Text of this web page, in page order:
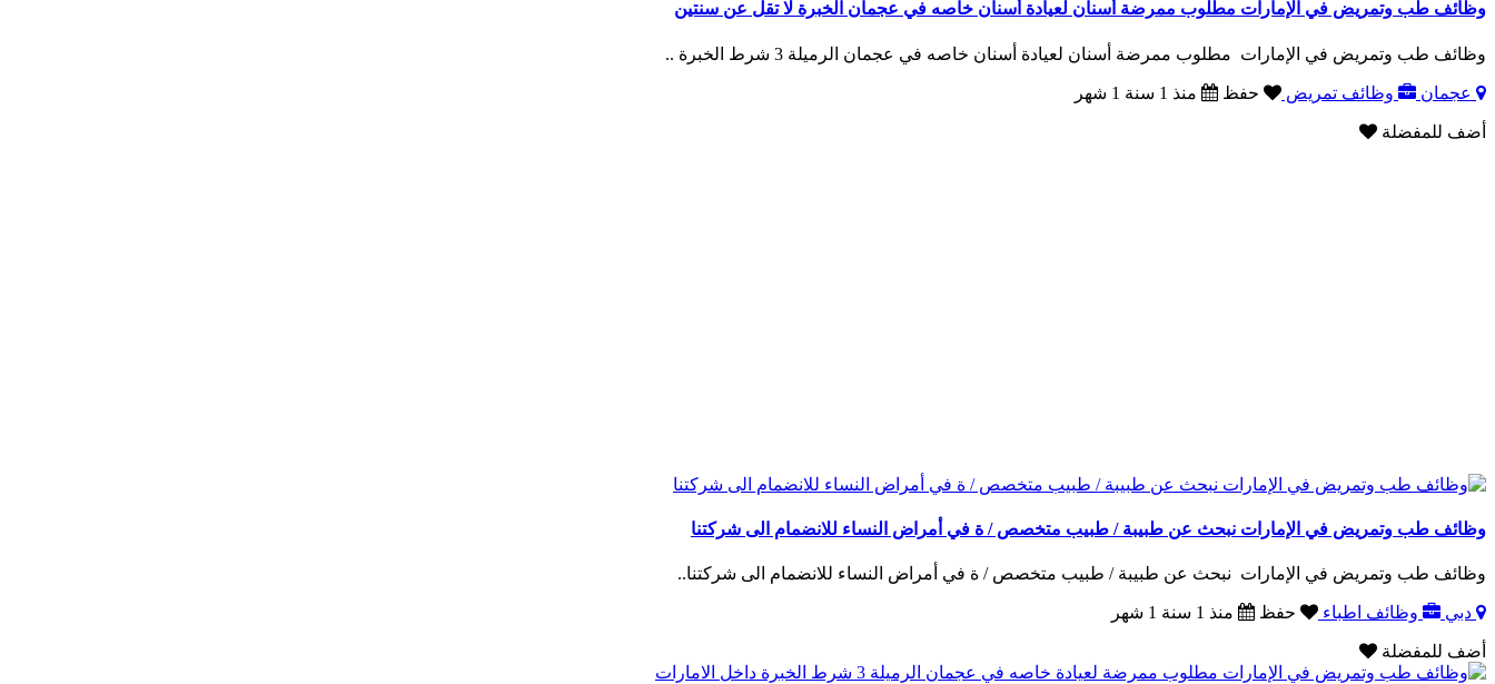
وظائف طب وتمريض في الإمارات مطلوب ممرضة أسنان لعيادة أسنان خاصه في عجمان الخبرة لا تقل عن سنتين
وظائف طب وتمريض في الإمارات مطلوب ممرضة أسنان لعيادة أسنان خاصه في عجمان الرميلة 3 شرط الخبرة ..
عجمان وظائف تمريض حفظ منذ 1 سنة 1 شهر
أضف للمفضلة
وظائف طب وتمريض في الإمارات نبحث عن طبيبة / طبيب متخصص / ة في أمراض النساء للانضمام الى شركتنا
وظائف طب وتمريض في الإمارات نبحث عن طبيبة / طبيب متخصص / ة في أمراض النساء للانضمام الى شركتنا..
دبي وظائف اطباء حفظ منذ 1 سنة 1 شهر
أضف للمفضلة